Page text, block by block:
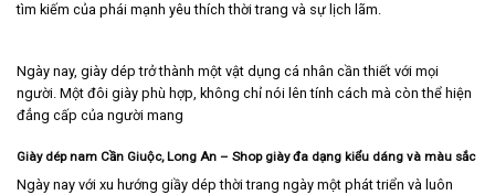
tìm kiếm của phái mạnh yêu thích thời trang và sự lịch lãm.
Ngày nay, giày dép trở thành một vật dụng cá nhân cần thiết với mọi
người. Một đôi giày phù hợp, không chỉ nói lên tính cách mà còn thể hiện
đẳng cấp của người mang
Giày dép nam Cần Giuộc, Long An – Shop giày đa dạng kiểu dáng và màu sắc
Ngày nay với xu hướng giầy dép thời trang ngày một phát triển và luôn